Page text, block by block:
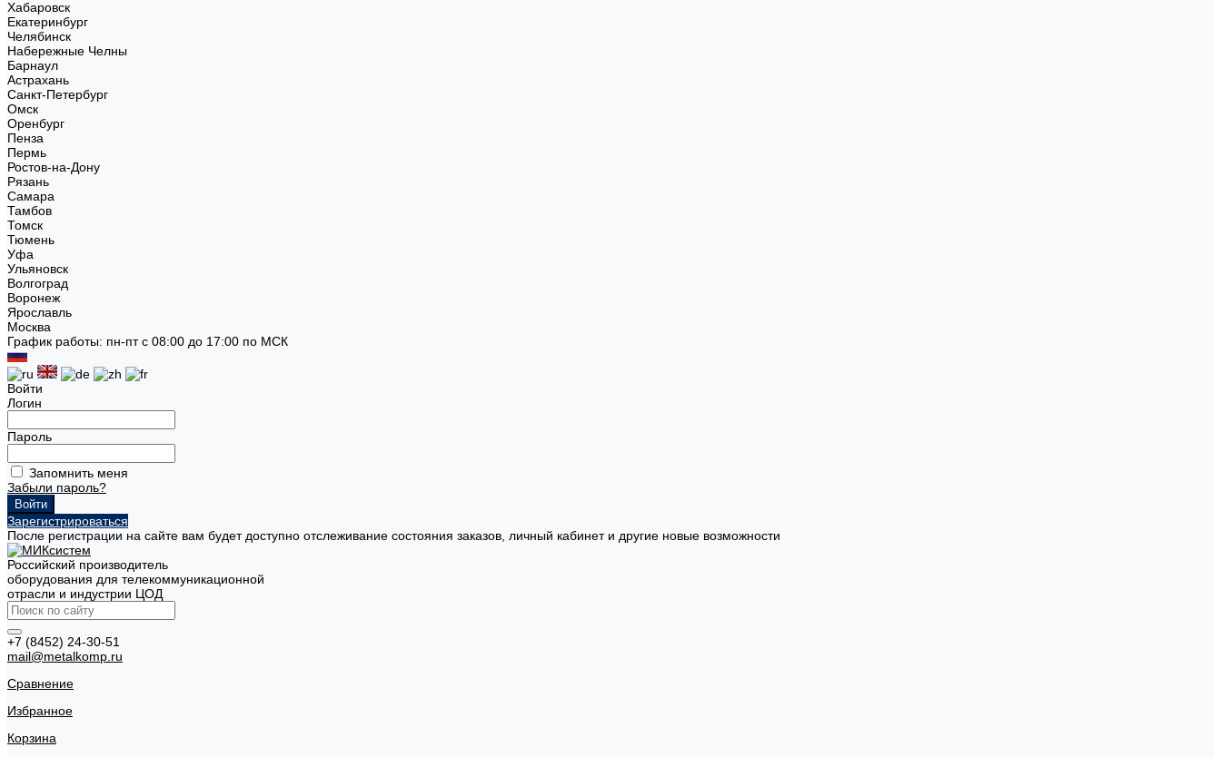
Хабаровск
Екатеринбург
Челябинск
Набережные Челны
Барнаул
Астрахань
Санкт-Петербург
Омск
Оренбург
Пенза
Пермь
Ростов-на-Дону
Рязань
Самара
Тамбов
Томск
Тюмень
Уфа
Ульяновск
Волгоград
Воронеж
Ярославль
Москва
График работы: пн-пт с 08:00 до 17:00 по МСК
Войти
Логин
Пароль
Запомнить меня
Забыли пароль?
Зарегистрироваться
После регистрации на сайте вам будет доступно отслеживание состояния заказов, личный кабинет и другие новые возможности
Российский производитель
оборудования для телекоммуникационной
отрасли и индустрии ЦОД
+7 (8452) 24-30-51
mail@metalkomp.ru
Сравнение
Избранное
Корзина